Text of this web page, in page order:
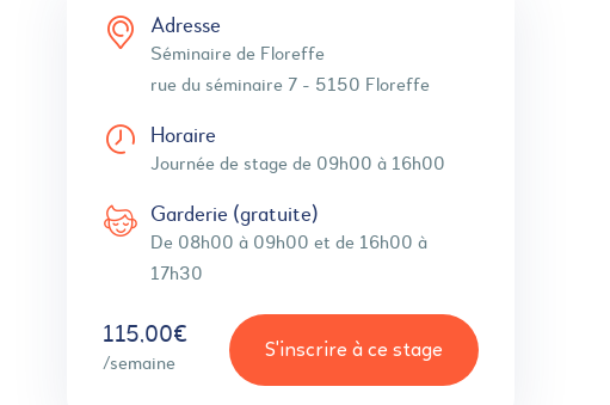
Adresse
Séminaire de Floreffe
rue du séminaire 7 - 5150 Floreffe
Horaire
Journée de stage de 09h00 à 16h00
Garderie (gratuite)
De 08h00 à 09h00 et de 16h00 à
17h30
115,00€
/semaine
S'inscrire à ce stage